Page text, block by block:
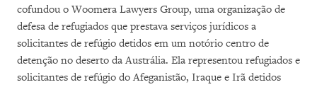
cofundou o Woomera Lawyers Group, uma organização de
defesa de refugiados que prestava serviços jurídicos a
solicitantes de refúgio detidos em um notório centro de
detenção no deserto da Austrália. Ela representou refugiados e
solicitantes de refúgio do Afeganistão, Iraque e Irã detidos